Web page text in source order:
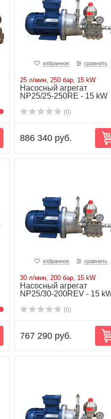
избранное сравнить
25 л/мин, 250 бар, 15 kW
Насосный агрегат
NP25/25-250RE - 15 kW
(0)
886 340 руб.
избранное сравнить
30 л/мин, 200 бар, 15 kW
Насосный агрегат
NP25/30-200REV - 15
(0)
767 290 руб.